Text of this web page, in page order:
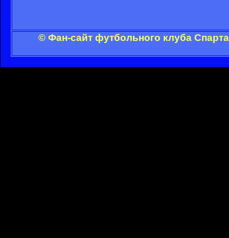
© Фан-сайт футбольного клуба